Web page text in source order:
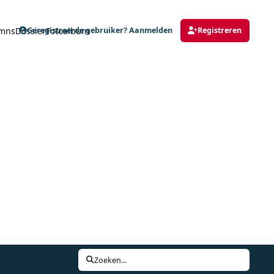
DossierFotoalbum
Geregistreerde gebruiker? Aanmelden Registreren
Zoeken...